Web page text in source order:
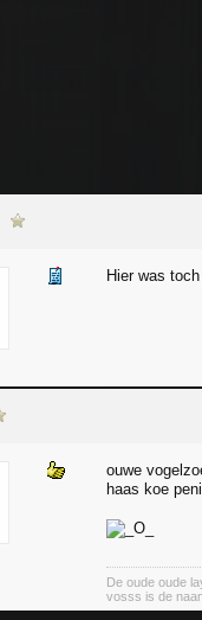
Hier was
ouwe
haas koe
De oude oude
vosss is de